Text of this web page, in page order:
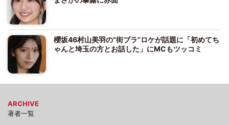
櫻坂46村山美羽の“街ブラ”ロケが話題に「初めてち
ゃんと埼玉の方とお話した」にMCもツッコミ
ARCHIVE
著者一覧